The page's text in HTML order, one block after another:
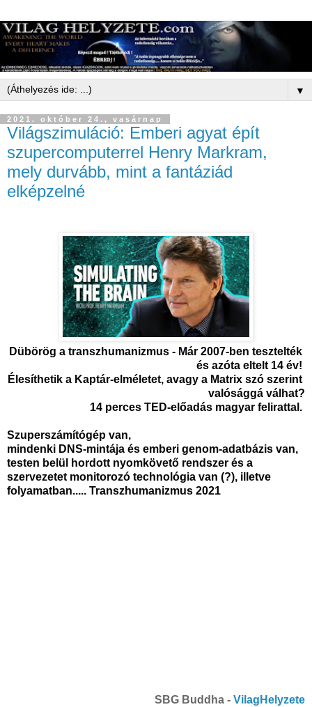
▼
2021. október 24., vasárnap
Világszimuláció: Emberi agyat épít
szupercomputerrel Henry Markram,
mely durvább, mint a fantáziád
elképzelné
Dübörög a transzhumanizmus - Már 2007-ben tesztelték
és azóta eltelt 14 év!
Élesíthetik a Kaptár-elméletet, avagy a Matrix szó szerint
valósággá válhat?
14 perces TED-előadás magyar felirattal.
Szuperszámítógép van,
mindenki DNS-mintája és emberi genom-adatbázis van,
testen belül hordott nyomkövető rendszer és a
szervezetet monitorozó technológia van (?), illetve
folyamatban..... Transzhumanizmus 2021
SBG Buddha - VilagHelyzete